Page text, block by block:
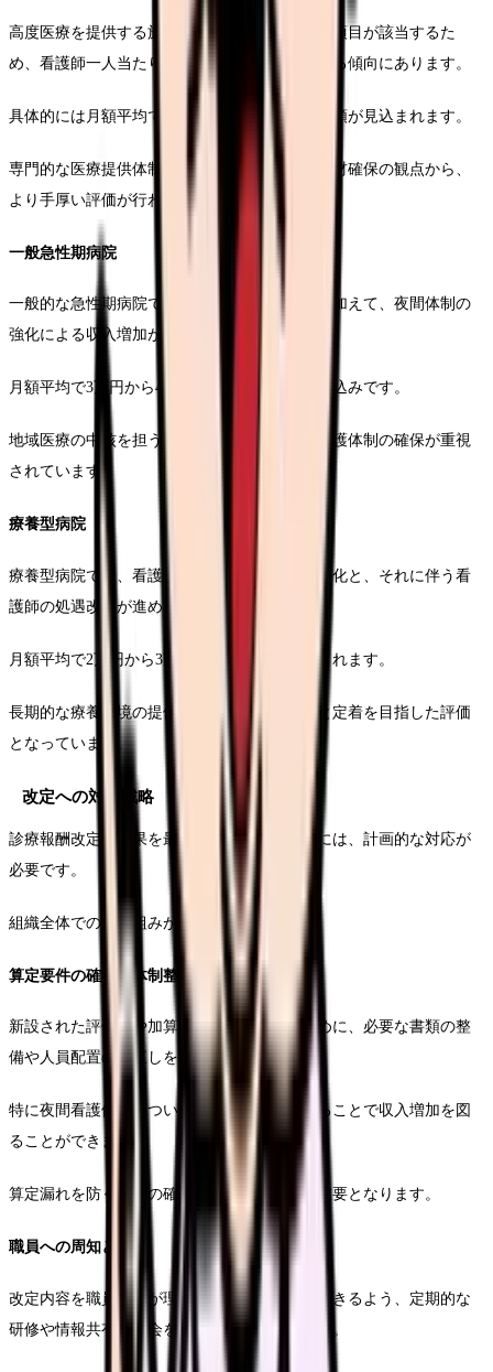
高度医療を提供する施設では、より多くの加算項目が該当するた
め、看護師一人当たりの収入増加額が大きくなる傾向にあります。
具体的には月額平均で4万円から6万円程度の増額が見込まれます。
専門的な医療提供体制の維持と、それに伴う人材確保の観点から、
より手厚い評価が行われます。
一般急性期病院
一般的な急性期病院では、基本的な処遇改善に加えて、夜間体制の
強化による収入増加が期待できます。
月額平均で3万円から4万円程度の増額となる見込みです。
地域医療の中核を担う立場として、安定的な看護体制の確保が重視
されています。
療養型病院
療養型病院では、看護補助者の活用による効率化と、それに伴う看
護師の処遇改善が進められます。
月額平均で2万円から3万円程度の増額が見込まれます。
長期的な療養環境の提供に必要な人材の確保と定着を目指した評価
となっています。
改定への対応戦略
診療報酬改定の効果を最大限に活用するためには、計画的な対応が
必要です。
組織全体での取り組みが求められます。
算定要件の確認と体制整備
新設された評価料や加算を確実に算定するために、必要な書類の整
備や人員配置の見直しを行います。
特に夜間看護体制については、早期に対応することで収入増加を図
ることができます。
算定漏れを防ぐための確認システムの構築も重要となります。
職員への周知と教育
改定内容を職員全員が理解し、適切な対応ができるよう、定期的な
研修や情報共有の機会を設けることが重要です。